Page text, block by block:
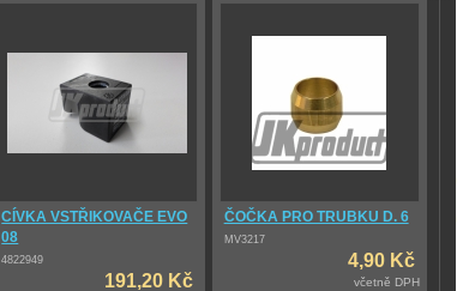
CÍVKA VSTŘIKOVAČE EVO
08
4822949
191,20 Kč
ČOČKA PRO TRUBKU D. 6
MV3217
4,90 Kč
včetně DPH